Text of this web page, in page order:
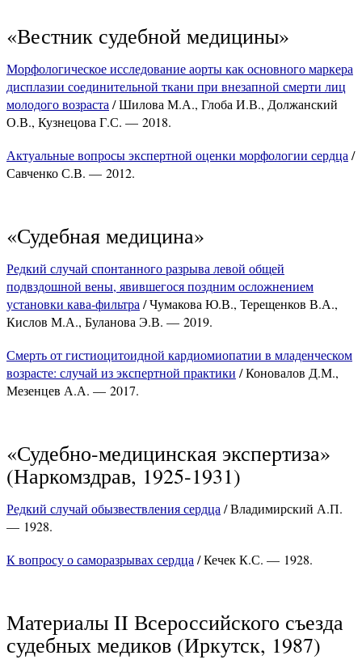
«Вестник судебной медицины»
Морфологическое исследование аорты как основного маркера
дисплазии соединительной ткани при внезапной смерти лиц
молодого возраста / Шилова М.А., Глоба И.В., Должанский
О.В., Кузнецова Г.С. — 2018.
Актуальные вопросы экспертной оценки морфологии сердца /
Савченко С.В. — 2012.
«Судебная медицина»
Редкий случай спонтанного разрыва левой общей
подвздошной вены, явившегося поздним осложнением
установки кава-фильтра / Чумакова Ю.В., Терещенков В.А.,
Кислов М.А., Буланова Э.В. — 2019.
Смерть от гистиоцитоидной кардиомиопатии в младенческом
возрасте: случай из экспертной практики / Коновалов Д.М.,
Мезенцев А.А. — 2017.
«Судебно-медицинская экспертиза»
(Наркомздрав, 1925-1931)
Редкий случай обызвествления сердца / Владимирский А.П.
— 1928.
К вопросу о саморазрывах сердца / Кечек К.С. — 1928.
Материалы II Всероссийского съезда
судебных медиков (Иркутск, 1987)